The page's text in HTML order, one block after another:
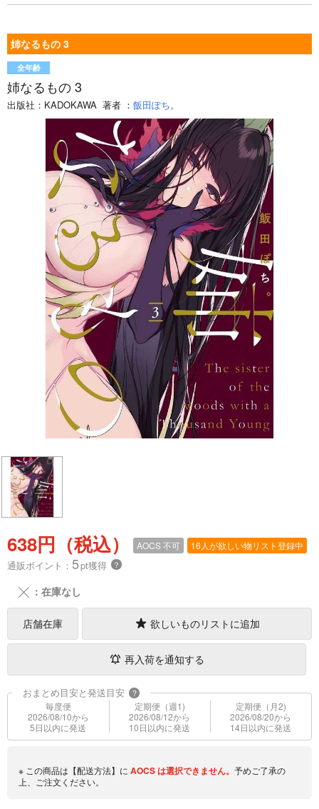
姉なるもの 3
全年齢
姉なるもの 3
出版社： KADOKAWA 著者 ： 飯田ぽち。
638円（税込） AOCS不可 16人が欲しい物リスト登録中
通販ポイント： 5pt獲得 ？
╳ ：在庫なし
店舗在庫 欲しいものリストに追加
再入荷を通知する
おまとめ目安と発送目安 ?
毎度便
2026/08/10から
5日以内に発送
定期便（週1)
2026/08/12から
10日以内に発送
定期便（月2)
2026/08/20から
14日以内に発送
※ この商品は【配送方法】に AOCSは選択できません。 予めご了承の
上、ご注文ください。